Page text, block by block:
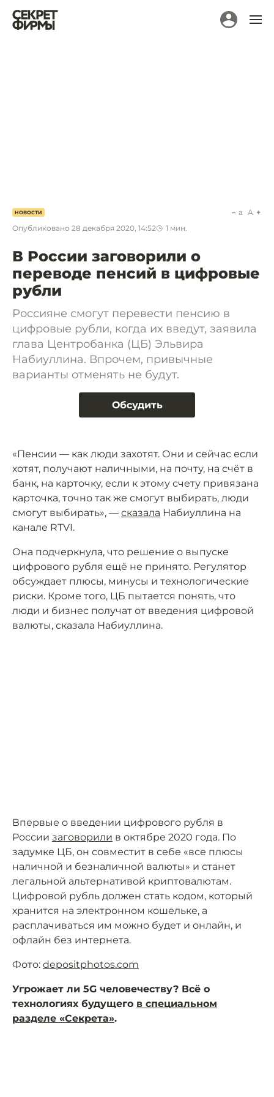
НОВОСТИ
Опубликовано 28 декабря 2020, 14:52 1 мин.
a A
В России заговорили о
переводе пенсий в цифровые
рубли
Россияне смогут перевести пенсию в
цифровые рубли, когда их введут, заявила
глава Центробанка (ЦБ) Эльвира
Набиуллина. Впрочем, привычные
варианты отменять не будут.
Обсудить
«Пенсии — как люди захотят. Они и сейчас если
хотят, получают наличными, на почту, на счёт в
банк, на карточку, если к этому счету привязана
карточка, точно так же смогут выбирать, люди
смогут выбирать», — сказала Набиуллина на
канале RTVI.
Она подчеркнула, что решение о выпуске
цифрового рубля ещё не принято. Регулятор
обсуждает плюсы, минусы и технологические
риски. Кроме того, ЦБ пытается понять, что
люди и бизнес получат от введения цифровой
валюты, сказала Набиуллина.
Впервые о введении цифрового рубля в
России заговорили в октябре 2020 года. По
задумке ЦБ, он совместит в себе «все плюсы
наличной и безналичной валюты» и станет
легальной альтернативой криптовалютам.
Цифровой рубль должен стать кодом, который
хранится на электронном кошельке, а
расплачиваться им можно будет и онлайн, и
офлайн без интернета.
Фото: depositphotos.com
Угрожает ли 5G человечеству? Всё о
технологиях будущего в специальном
разделе «Секрета».